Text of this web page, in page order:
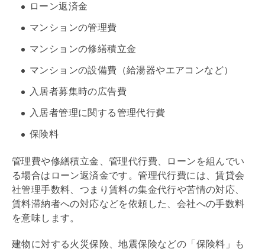
ローン返済金
マンションの管理費
マンションの修繕積立金
マンションの設備費（給湯器やエアコンなど）
入居者募集時の広告費
入居者管理に関する管理代行費
保険料
管理費や修繕積立金 、管理代行費、ローンを組んでい
る場合はローン返済金です。管理代行費には、賃貸会
社管理手数料、つまり賃料の集金代行や苦情の対応、
賃料滞納者への対応などを依頼した、会社への手数料
を意味します。
建物に対する火災保険、地震保険などの「保険料」も